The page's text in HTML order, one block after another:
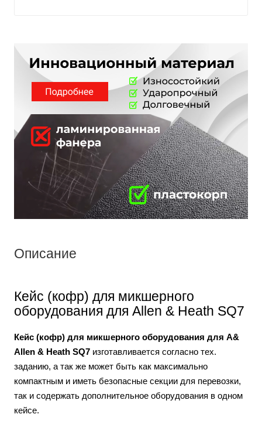
Описание
Кейс (кофр) для микшерного
оборудования для Allen & Heath SQ7
Кейс (кофр) для микшерного оборудования для A&
Allen & Heath SQ7 изготавливается согласно тех.
заданию, а так же может быть как максимально
компактным и иметь безопасные секции для перевозки,
так и содержать дополнительное оборудования в одном
кейсе.